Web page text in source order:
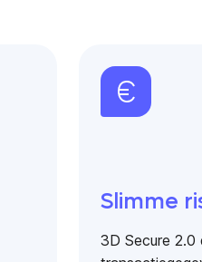
Slimme
3D Secure 2.0